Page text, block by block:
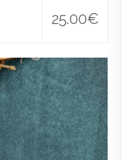
25.00€